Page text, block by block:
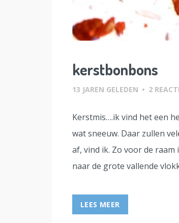
kerstbonbons
13 JAREN GELEDEN • 2
Kerstmis….ik vind het een
wat sneeuw. Daar zullen
af, vind ik. Zo voor de
naar de grote vallende
LEES MEER